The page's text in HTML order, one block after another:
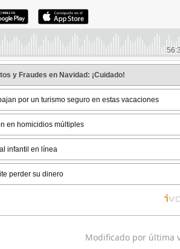
Modificado por última